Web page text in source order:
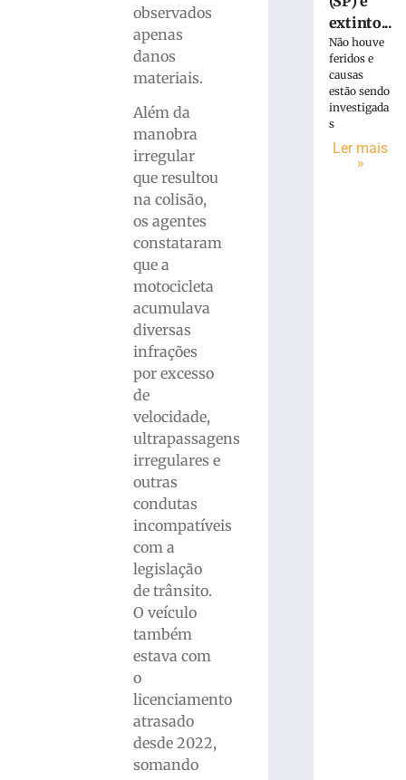
observados
apenas
danos
materiais.
Além da
manobra
irregular
que resultou
na colisão,
os agentes
constataram
que a
motocicleta
acumulava
diversas
infrações
por excesso
de
velocidade,
ultrapassagens
irregulares e
outras
condutas
incompatíveis
com a
legislação
de trânsito.
O veículo
também
estava com
o
licenciamento
atrasado
desde 2022,
somando
extinto...
Não houve
feridos e
causas
estão sendo
investigada
s
Ler mais
»